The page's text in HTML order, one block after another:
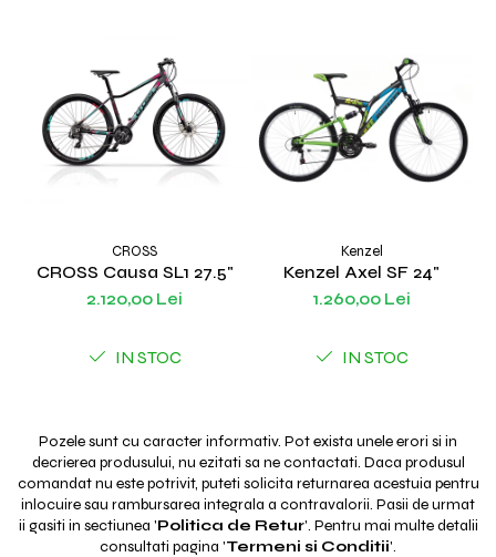
CROSS
CROSS Causa SL1 27.5"
2.120,00 Lei
IN STOC
Kenzel
Kenzel Axel SF 24"
1.260,00 Lei
IN STOC
Pozele sunt cu caracter informativ. Pot exista unele erori si in
decrierea produsului, nu ezitati sa ne contactati. Daca produsul
comandat nu este potrivit, puteti solicita returnarea acestuia pentru
inlocuire sau rambursarea integrala a contravalorii. Pasii de urmat
ii gasiti in sectiunea 'Politica de Retur'. Pentru mai multe detalii
consultati pagina 'Termeni si Conditii'.